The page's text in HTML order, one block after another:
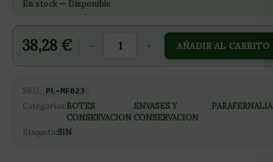
En stock — Disponible
38,28 € - + AÑADIR AL CARRITO
SKU: PL-MF023
Categorías:BOTES
CONSERVACION
,ENVASES Y
CONSERVACION
,PARAFERNALIA
Etiqueta:SIN